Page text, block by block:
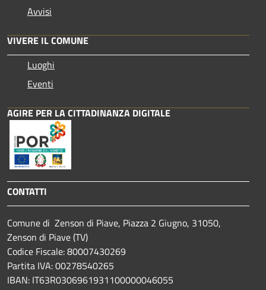
Avvisi
VIVERE IL COMUNE
Luoghi
Eventi
AGIRE PER LA CITTADINANZA DIGITALE
CONTATTI
Comune di Zenson di Piave, Piazza 2 Giugno, 31050,
Zenson di Piave (TV)
Codice Fiscale: 80007430269
Partita IVA: 00278540265
IBAN: IT63R0306961931100000046055